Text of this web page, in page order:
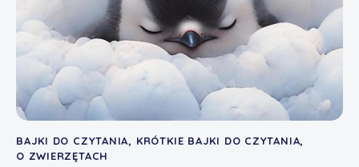
BAJKI DO CZYTANIA, KRÓTKIE BAJKI DO CZYTANIA,
O ZWIERZĘTACH